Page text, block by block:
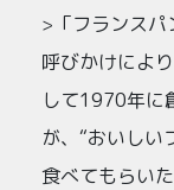
> 「フランス
呼びかけによ
して1970年に
が、“おいしい
食べてもらい